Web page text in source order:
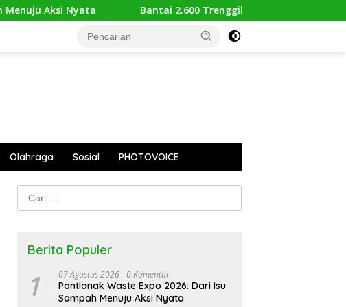
Bantai 2.600 Trenggiling Demi Mitos Sesat, Polisi Gulung
Olahraga Sosial PHOTOVOICE
Cari
untuk:
Berita Populer
1 07 Agustus 2026 0 Komentar
Pontianak Waste Expo 2026: Dari Isu
Sampah Menuju Aksi Nyata